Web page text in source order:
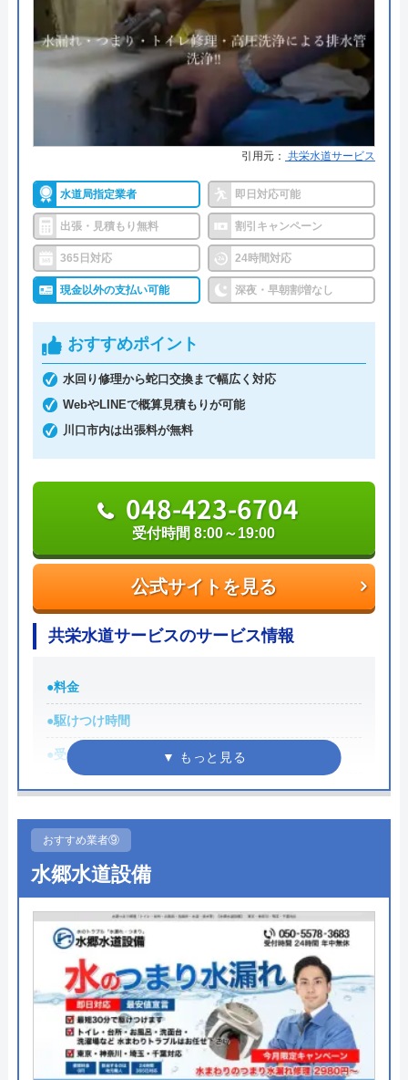
●累計実績 施工実績30万件を達成
●保証・保険
修理に応じて1～3年の無料点検、
無料保証を用意
詳細は公式HPでご確認ください
クリーンライフは年中無休で、最短30分駆けつけ、
休日・深夜も出張費無料などのサービスを売りにし
ています。
指定給水装置工事事業者（水道局指定工事店）で下
請けに依頼することなく自社でしっかりと教育や研
修を受けた有資格者のスタッフが対応してくれるの
で安心です。
また、見積もり時や施工後などにトラブルが起こっ
た場合には、スタッフから渡されている名刺の裏に
書かれている番号に電話すれば、各エリアの担当が
対応してくれます。見積もり無料で、キャンセル料
も不要です。施工前に必ず修理内容と費用を提示
し、施主が納得した上で修理を行います。
公式サイトを見る
0120-707-053
受付時間 24時間
株式会社クリーンライフの基本情報
運営会社 株式会社クリーンライフ
代表者
所在地
〒564-0052
大阪府吹田市広芝町6-10
対応エリア 全国
株式会社クリーンライフのクチコ
ミ on
4.8（410 件のクチコミ）
引用元： 共栄水道サービス
水道局指定業者 即日対応可能
出張・見積もり無料 割引キャンペーン
365日対応 24時間対応
現金以外の支払い可能 深夜・早朝割増なし
おすすめポイント
水回り修理から蛇口交換まで幅広く対応
WebやLINEで概算見積もりが可能
川口市内は出張料が無料
公式サイトを見る
048-423-6704
受付時間 8:00～19:00
共栄水道サービスのサービス情報
●料金
●駆けつけ時間
●受付時間 8:00～19:00
●定休日 定休日/不定休
●累計実績
●保証・保険 記載なし
詳細は公式HPでご確認ください
共栄水道サービスがおすすめの理由
共栄水道サービスの営業時間は、8:00～19:00で休日
は不定休となっており、休日はHPの「お知らせ」に
て事前に案内がありますので、ご依頼の際はご確認
ください。
おすすめ業者⑨
水郷水道設備